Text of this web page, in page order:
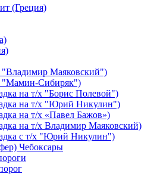
(Греция)
"Владимир Маяковский")
"Мамин-Сибиряк")
на т/х "Борис Полевой")
на т/х "Юрий Никулин")
на т/х «Павел Бажов»)
на т/х Владимир Маяковский)
с т/х "Юрий Никулин")
Чебоксары